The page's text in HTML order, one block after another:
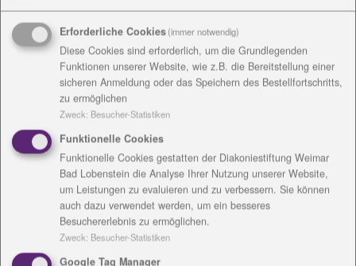
Die durch Feengrotten bekannte Stadt Saalfeld ist
die Kreisstadt des Landkreises Saalfeld-Rudolstadt
in Thüringen.
Durch die Diakoniestiftung werden in Saalfeld zwei
Wohnangebote für Menschen mit Lern- und
Mehrfachbehinderung vorgehalten.
Bitte wählen Sie aus, zu welchem Wohnanagebot Sie
detaillierte Informationen möchten.
Besondere Wohnform Brudergasse
Besondere Wohnform Paul-Auerbach-Haus
Erforderliche Cookies(immer notwendig)
Diese Cookies sind erforderlich, um die Grundlegenden
Funktionen unserer Website, wie z.B. die Bereitstellung einer
sicheren Anmeldung oder das Speichern des Bestellfortschritts,
zu ermöglichen
Zweck: Besucher-Statistiken
Funktionelle Cookies
Funktionelle Cookies gestatten der Diakoniestiftung Weimar
Bad Lobenstein die Analyse Ihrer Nutzung unserer Website,
um Leistungen zu evaluieren und zu verbessern. Sie können
auch dazu verwendet werden, um ein besseres
Besuchererlebnis zu ermöglichen.
Zweck: Besucher-Statistiken
Google Tag Manager